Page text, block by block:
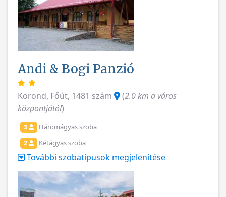
Andi & Bogi Panzió
Korond, Főút, 1481 szám (2.0 km a város
központjától)
3 Háromágyas szoba
2 Kétágyas szoba
További szobatípusok megjelenítése